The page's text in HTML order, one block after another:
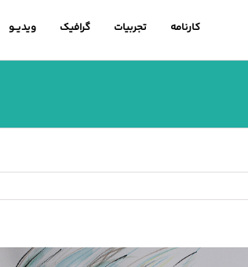
کارنامه تجربیات گرافیک ویدیــو